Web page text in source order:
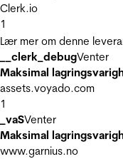
Clerk.io
1
Lær mer om denne
__clerk_debugVenter
Maksimal
assets.voyado.com
1
_vaSVenter
Maksimal
www.garnius.no